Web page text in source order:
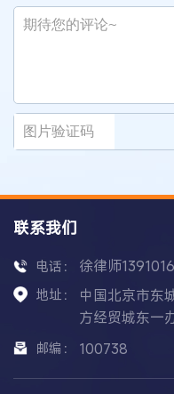
联系我们
电话： 徐律师
地址：
中国北京市东
方经贸城东一
邮编： 100738